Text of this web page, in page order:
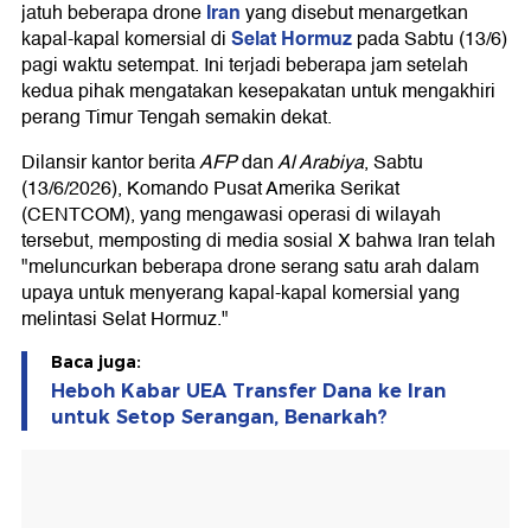
jatuh beberapa droneIranyang disebut menargetkan
kapal-kapal komersial diSelat Hormuzpada Sabtu (13/6)
pagi waktu setempat. Ini terjadi beberapa jam setelah
kedua pihak mengatakan kesepakatan untuk mengakhiri
perang Timur Tengah semakin dekat.
Dilansir kantor beritaAFPdanAl Arabiya, Sabtu
(13/6/2026), Komando Pusat Amerika Serikat
(CENTCOM), yang mengawasi operasi di wilayah
tersebut, memposting di media sosial X bahwa Iran telah
"meluncurkan beberapa drone serang satu arah dalam
upaya untuk menyerang kapal-kapal komersial yang
melintasi Selat Hormuz."
Baca juga:
Heboh Kabar UEA Transfer Dana ke Iran
untuk Setop Serangan, Benarkah?